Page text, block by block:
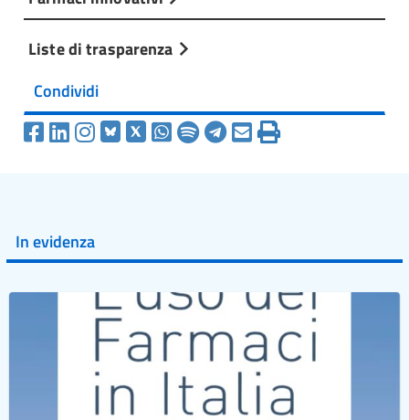
Liste di trasparenza
Condividi
In evidenza